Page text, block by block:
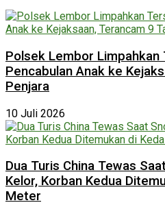
Polsek Lembor Limpahkan
Pencabulan Anak ke
Penjara
10 Juli 2026
Dua Turis China Tewas
Kelor, Korban Kedua
Meter